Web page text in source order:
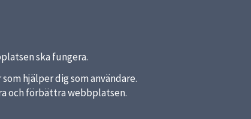
ska fungera.
hjälper dig som användare.
och förbättra webbplatsen.